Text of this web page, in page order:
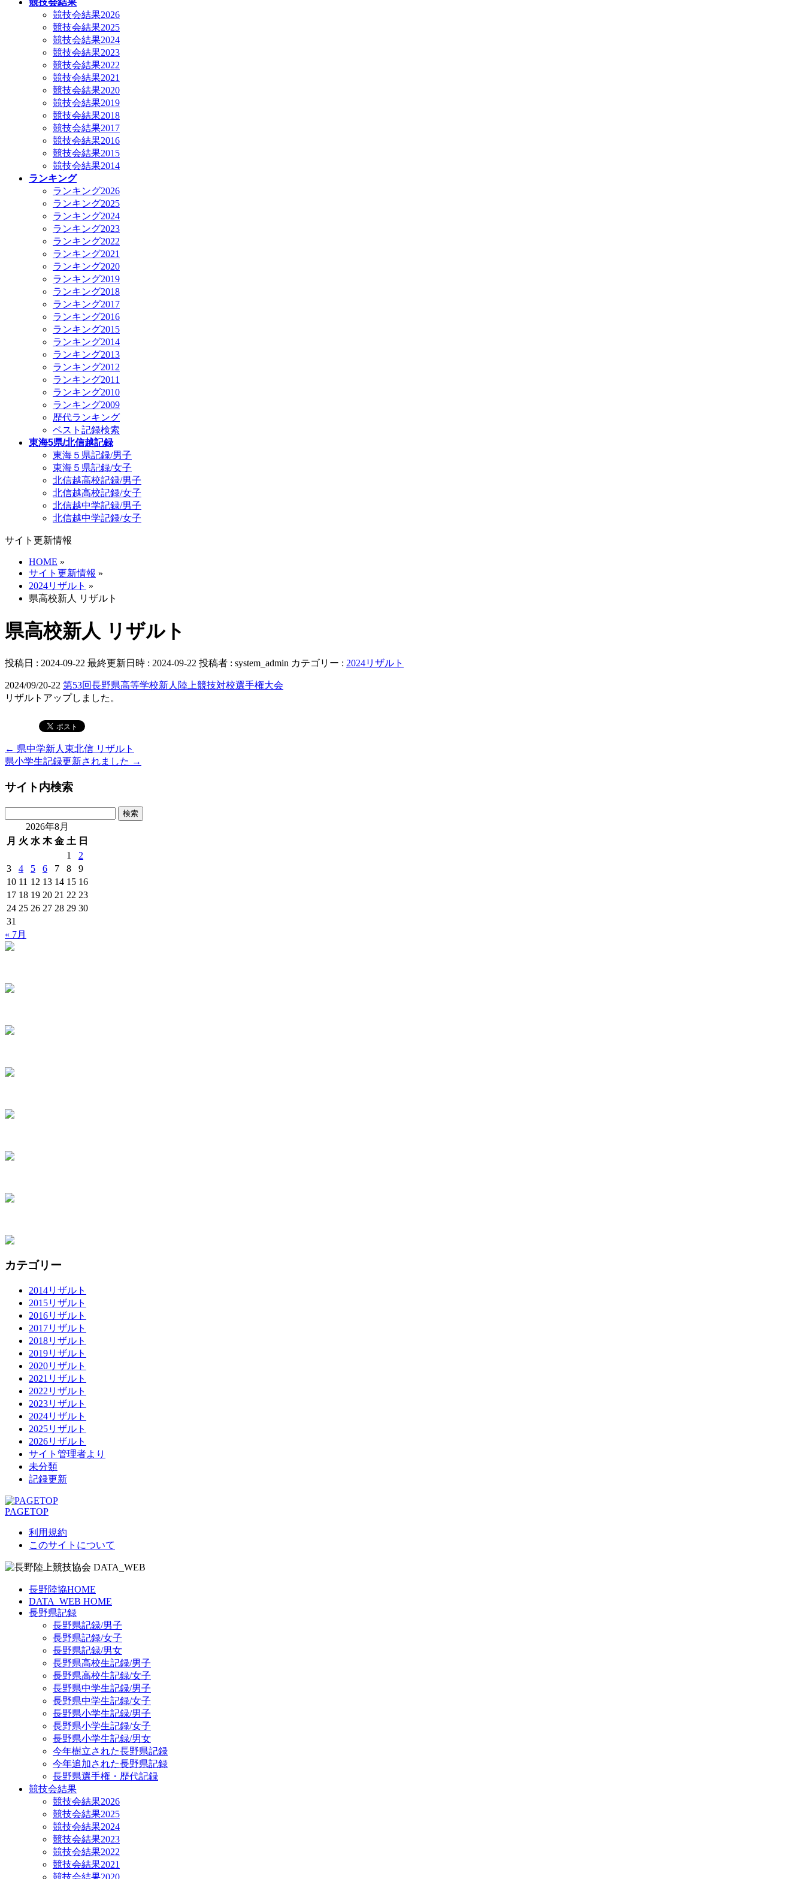
競技会結果
競技会結果2026
競技会結果2025
競技会結果2024
競技会結果2023
競技会結果2022
競技会結果2021
競技会結果2020
競技会結果2019
競技会結果2018
競技会結果2017
競技会結果2016
競技会結果2015
競技会結果2014
ランキング
ランキング2026
ランキング2025
ランキング2024
ランキング2023
ランキング2022
ランキング2021
ランキング2020
ランキング2019
ランキング2018
ランキング2017
ランキング2016
ランキング2015
ランキング2014
ランキング2013
ランキング2012
ランキング2011
ランキング2010
ランキング2009
歴代ランキング
ベスト記録検索
東海5県/北信越記録
東海５県記録/男子
東海５県記録/女子
北信越高校記録/男子
北信越高校記録/女子
北信越中学記録/男子
北信越中学記録/女子
サイト更新情報
HOME »
サイト更新情報 »
2024リザルト »
県高校新人 リザルト
県高校新人 リザルト
投稿日 : 2024-09-22 最終更新日時 : 2024-09-22 投稿者 : system_admin カテゴリー : 2024リザルト
2024/09/20-22 第53回長野県高等学校新人陸上競技対校選手権大会
リザルトアップしました。
← 県中学新人東北信 リザルト
県小学生記録更新されました →
サイト内検索
2026年8月
月 火 水 木 金 土 日
1
2
3
4 5 6 7 8
9
10 11 12 13 14 15 16
17 18 19 20 21 22 23
24 25 26 27 28 29 30
31
« 7月
カテゴリー
2014リザルト
2015リザルト
2016リザルト
2017リザルト
2018リザルト
2019リザルト
2020リザルト
2021リザルト
2022リザルト
2023リザルト
2024リザルト
2025リザルト
2026リザルト
サイト管理者より
未分類
記録更新
PAGETOP
利用規約
このサイトについて
長野陸協HOME
DATA_WEB HOME
長野県記録
長野県記録/男子
長野県記録/女子
長野県記録/男女
長野県高校生記録/男子
長野県高校生記録/女子
長野県中学生記録/男子
長野県中学生記録/女子
長野県小学生記録/男子
長野県小学生記録/女子
長野県小学生記録/男女
今年樹立された長野県記録
今年追加された長野県記録
長野県選手権・歴代記録
競技会結果
競技会結果2026
競技会結果2025
競技会結果2024
競技会結果2023
競技会結果2022
競技会結果2021